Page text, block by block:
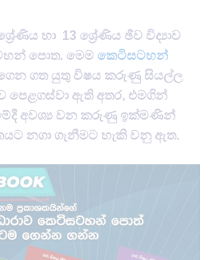
හා 13 ශ්‍රේණිය ඡීව විද්‍යාව
පොත. මෙම කෙටිසටහන්
ගත යුතු විෂය කරුණු සියල්ල
පෙළගස්වා ඇති අතර, එමගින්
අවශ්‍ය වන කරුණු ඉක්මණින්
නගා ගැනීමට හැකි වනු ඇත​.